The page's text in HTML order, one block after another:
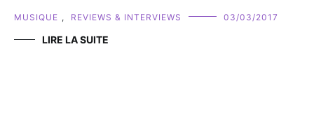
MUSIQUE , REVIEWS & INTERVIEWS 03/03/2017
LIRE LA SUITE